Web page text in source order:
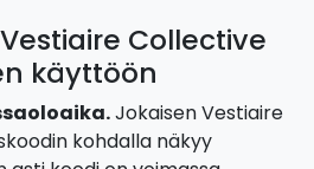
Collective
käyttöön
Jokaisen Vestiaire
kohdalla näkyy